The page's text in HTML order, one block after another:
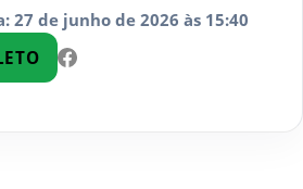
27 de junho de 2026 às 15:40